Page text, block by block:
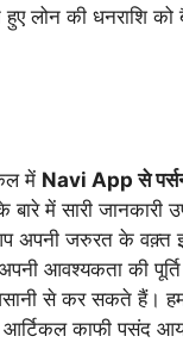
लोन की धनराशि
में Navi App से
बारे में सारी जानकारी
अपनी जरुरत के वक़्त
आवश्यकता की पूर्ति
से कर सकते हैं।
काफी पसंद